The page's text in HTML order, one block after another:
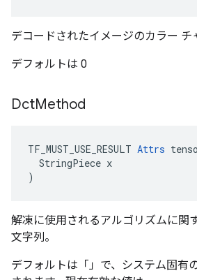
デコードされたイメージのカラー チ
デフォルトは 0
DctMethod
TF_MUST_USE_RESULT Attrs
  StringPiece x
)
解凍に使用されるアルゴリズムに関
文字列。
デフォルトは「」で、システム固有